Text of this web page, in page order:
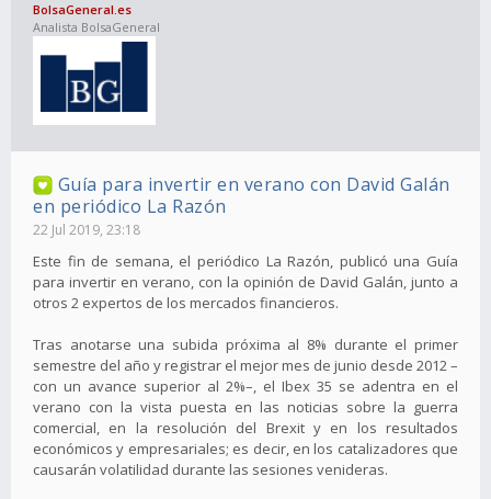
BolsaGeneral.es
Analista BolsaGeneral
Guía para invertir en verano con David Galán
en periódico La Razón
22 Jul 2019, 23:18
Este fin de semana, el periódico La Razón, publicó una Guía
para invertir en verano, con la opinión de David Galán, junto a
otros 2 expertos de los mercados financieros.
Tras anotarse una subida próxima al 8% durante el primer
semestre del año y registrar el mejor mes de junio desde 2012 –
con un avance superior al 2%–, el Ibex 35 se adentra en el
verano con la vista puesta en las noticias sobre la guerra
comercial, en la resolución del Brexit y en los resultados
económicos y empresariales; es decir, en los catalizadores que
causarán volatilidad durante las sesiones venideras.